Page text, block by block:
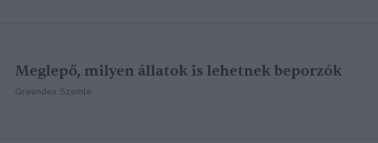
Meglepő, milyen állatok is lehetnek beporzók
Greendex Szemle